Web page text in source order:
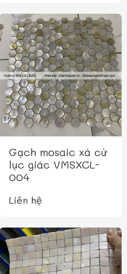
Gạch mosaic xà cừ
lục giác VMSXCL-
004
Liên hệ